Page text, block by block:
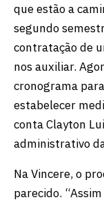
que estão a
segundo
contratação de
nos auxiliar.
cronograma
estabelecer
conta Clayton
administrativo
Na Vincere, o
parecido.